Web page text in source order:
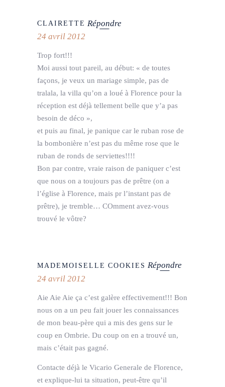
CLAIRETTE Répondre
24 avril 2012
Trop fort!!!
Moi aussi tout pareil, au début: « de toutes
façons, je veux un mariage simple, pas de
tralala, la villa qu’on a loué à Florence pour la
réception est déjà tellement belle que y’a pas
besoin de déco »,
et puis au final, je panique car le ruban rose de
la bombonière n’est pas du même rose que le
ruban de ronds de serviettes!!!!
Bon par contre, vraie raison de paniquer c’est
que nous on a toujours pas de prêtre (on a
l’église à Florence, mais pr l’instant pas de
prêtre), je tremble… COmment avez-vous
trouvé le vôtre?
MADEMOISELLE COOKIES Répondre
24 avril 2012
Aie Aie Aie ça c’est galère effectivement!!! Bon
nous on a un peu fait jouer les connaissances
de mon beau-père qui a mis des gens sur le
coup en Ombrie. Du coup on en a trouvé un,
mais c’était pas gagné.
Contacte déjà le Vicario Generale de Florence,
et explique-lui ta situation, peut-être qu’il